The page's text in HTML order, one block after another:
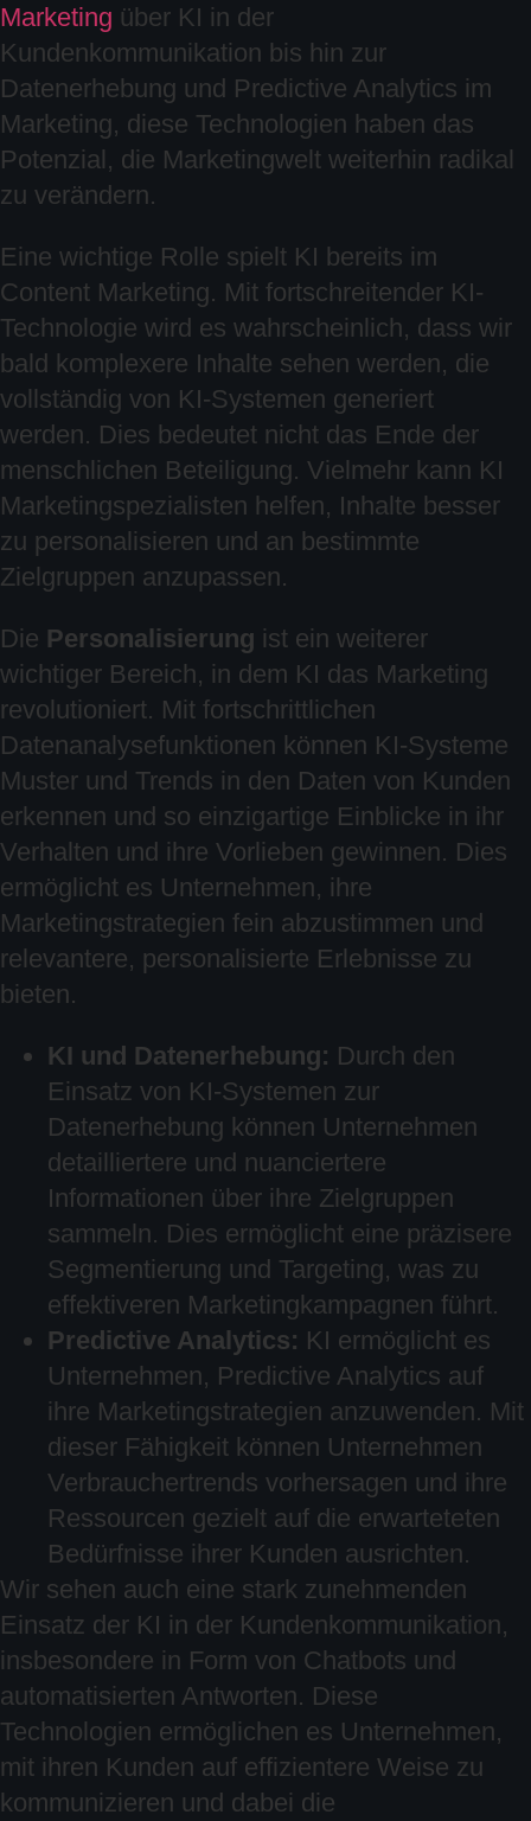
Marketing über KI in der
Kundenkommunikation bis hin zur
Datenerhebung und Predictive Analytics im
Marketing, diese Technologien haben das
Potenzial, die Marketingwelt weiterhin radikal
zu verändern.
Eine wichtige Rolle spielt KI bereits im
Content Marketing. Mit fortschreitender KI-
Technologie wird es wahrscheinlich, dass wir
bald komplexere Inhalte sehen werden, die
vollständig von KI-Systemen generiert
werden. Dies bedeutet nicht das Ende der
menschlichen Beteiligung. Vielmehr kann KI
Marketingspezialisten helfen, Inhalte besser
zu personalisieren und an bestimmte
Zielgruppen anzupassen.
Die Personalisierung ist ein weiterer
wichtiger Bereich, in dem KI das Marketing
revolutioniert. Mit fortschrittlichen
Datenanalysefunktionen können KI-Systeme
Muster und Trends in den Daten von Kunden
erkennen und so einzigartige Einblicke in ihr
Verhalten und ihre Vorlieben gewinnen. Dies
ermöglicht es Unternehmen, ihre
Marketingstrategien fein abzustimmen und
relevantere, personalisierte Erlebnisse zu
bieten.
KI und Datenerhebung: Durch den
Einsatz von KI-Systemen zur
Datenerhebung können Unternehmen
detailliertere und nuanciertere
Informationen über ihre Zielgruppen
sammeln. Dies ermöglicht eine präzisere
Segmentierung und Targeting, was zu
effektiveren Marketingkampagnen führt.
Predictive Analytics: KI ermöglicht es
Unternehmen, Predictive Analytics auf
ihre Marketingstrategien anzuwenden. Mit
dieser Fähigkeit können Unternehmen
Verbrauchertrends vorhersagen und ihre
Ressourcen gezielt auf die erwarteteten
Bedürfnisse ihrer Kunden ausrichten.
Wir sehen auch eine stark zunehmenden
Einsatz der KI in der Kundenkommunikation,
insbesondere in Form von Chatbots und
automatisierten Antworten. Diese
Technologien ermöglichen es Unternehmen,
mit ihren Kunden auf effizientere Weise zu
kommunizieren und dabei die